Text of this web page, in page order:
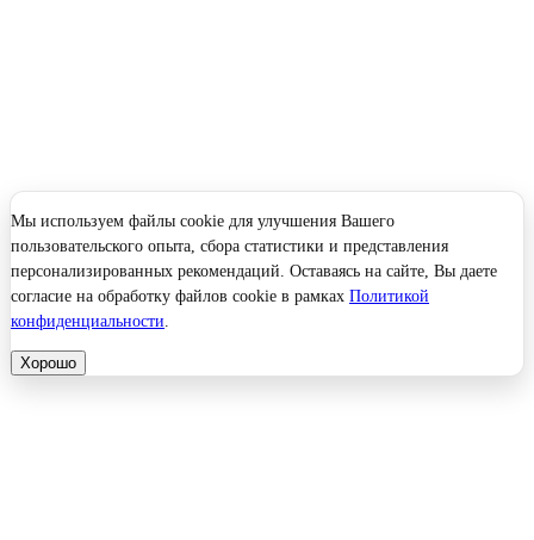
Мы используем файлы cookie для улучшения Вашего
пользовательского опыта, сбора статистики и представления
персонализированных рекомендаций. Оставаясь на сайте, Вы даете
согласие на обработку файлов cookie в рамках Политикой
конфиденциальности
Хорошо